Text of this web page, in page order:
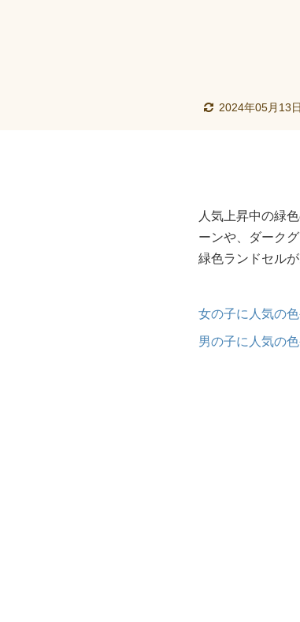
2024年05月13日
人気上昇中の緑
ーンや、ダーク
緑色ランドセル
女の子に人気の
男の子に人気の